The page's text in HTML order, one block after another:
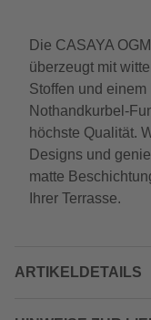
Die CASAYA
überzeugt mit
Stoffen und
Nothandkurbel-
höchste Qualität.
Designs und
matte
Ihrer Terrasse.
ARTIKELDETAILS